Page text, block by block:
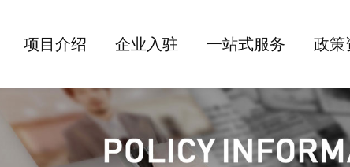
项目介绍 企业入驻 一站式服务 政策